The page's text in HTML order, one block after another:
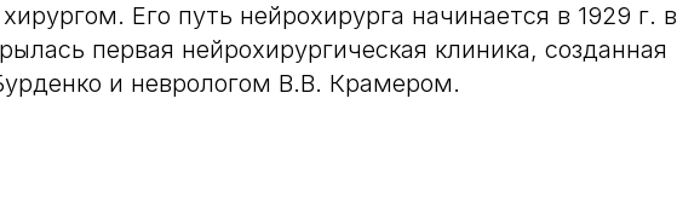
Его путь нейрохирурга начинается в 1929 г. в
первая нейрохирургическая клиника, созданная
и неврологом В.В. Крамером.